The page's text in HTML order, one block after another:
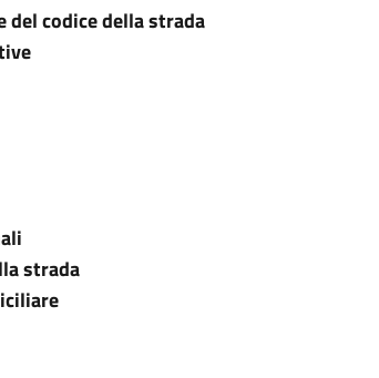
del codice della strada
strada